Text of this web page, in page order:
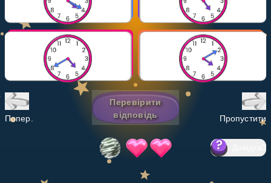
НАВЧАЛЬНИЙ ПЛАН
Select curriculum
Попер.
Перевірити
відповідь
Пропустити
?